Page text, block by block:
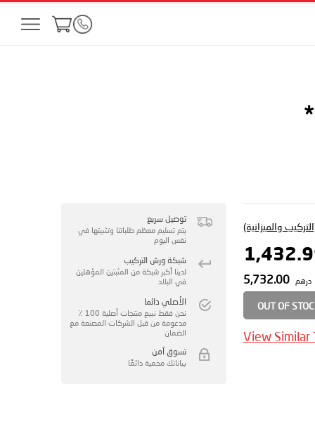
*
والميزانية)
درهم 5,732.00
OUT OF
View Similar
توصيل سريع
يتم تسليم معظم طلباتنا وتثبيتها في
نفس اليوم
شبكة ورش التركيب
لدينا أكبر شبكة من المثبتين المؤهلين
في البلاد
الأصلي دائما
نحن فقط نبيع منتجات أصلية 100 ٪
مدعومة من قبل الشركات المصنعة مع
الضمان
تسوق آمن
بياناتك محمية دائمًا